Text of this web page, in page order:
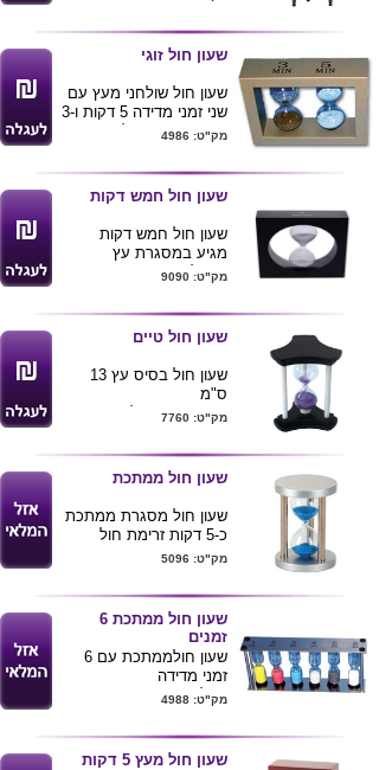
שעון חול זוגי
שעון חול שולחני מעץ עם
שני זמני מדידה 5 דקות ו-3
דקות ,מגיע בשלושה
מידה 15X12.5 ס"מ
מק"ט: 4986
שעון חול חמש דקות
שעון חול חמש דקות
מגיע במסגרת עץ
ניתן למתג את המסגרת
מק"ט: 9090
שעון חול טיים
שעון חול בסיס עץ 13
ס"מ
מתנה יפיפייה לקישוט
בית
ניתן למתג את הבסיס של
השעון עם לוגו חברה
קיים גם בגובה 19 ס"מ
מק"ט: 7760
שעון חול ממתכת
שעון חול מסגרת ממתכת
כ-5 דקות זרימת חול
ס"מ
מק"ט: 5096
שעון חול ממתכת 6
זמנים
שעון חולממתכת עם 6
זמני מדידה
גודל: 16x18 ס''מ
מק"ט: 4988
שעון חול מעץ 5 דקות